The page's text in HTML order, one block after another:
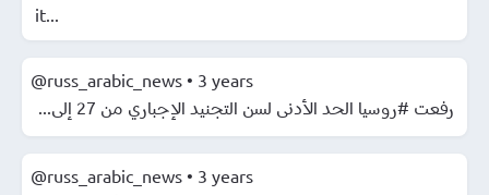
it...
@russ_arabic_news • 3 years
رفعت #روسيا الحد الأدنى لسن التجنيد الإجباري من 27 إلى...
@russ_arabic_news • 3 years